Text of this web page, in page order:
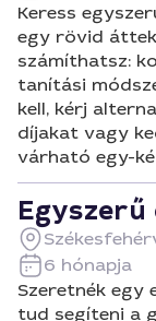
Keress
egy rövid
számíthatsz:
tanítási
kell, kérj
díjakat vagy
várható egy-
6 hónapja
Szeretnék egy
tud segíteni a